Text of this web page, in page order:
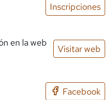
Inscripciones
en la web
Visitar web
Facebook